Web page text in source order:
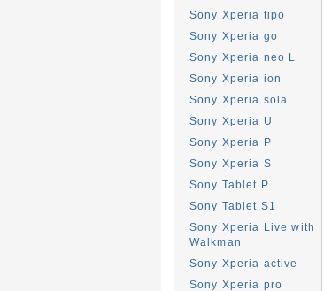
Sony Xperia tipo
Sony Xperia go
Sony Xperia neo L
Sony Xperia ion
Sony Xperia sola
Sony Xperia U
Sony Xperia P
Sony Xperia S
Sony Tablet P
Sony Tablet S1
Sony Xperia Live with
Walkman
Sony Xperia active
Sony Xperia pro